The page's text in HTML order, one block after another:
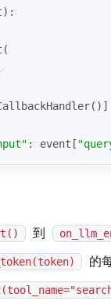
):
: event[
到
的